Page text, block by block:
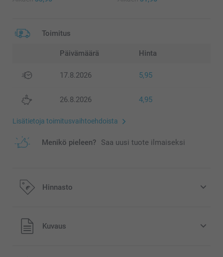
Toimitus
Päivämäärä Hinta
17.8.2026 5,95
26.8.2026 4,95
Lisätietoja toimitusvaihtoehdoista
Menikö pieleen? Saa uusi tuote ilmaiseksi
Hinnasto
Kaikki hinnat ovat euroina, sisältävät arvonlisäveron ja
eivät sisällä postikuluja.
Kuvaus